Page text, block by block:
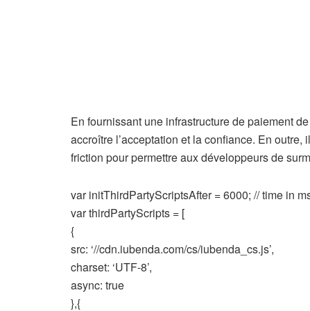
En fournissant une infrastructure de paiement
accroître l’acceptation et la confiance. En
friction pour permettre aux développeurs de
var initThirdPartyScriptsAfter = 6000; // time in
var thirdPartyScripts = [
{
src: ‘//cdn.iubenda.com/cs/iubenda_cs.js’,
charset: ‘UTF-8’,
async: true
},{